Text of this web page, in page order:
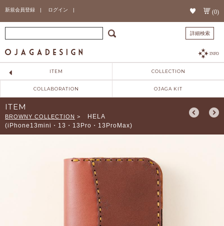
新規会員登録 | ログイン | (0)
詳細検索
INFO
ITEM COLLECTION
COLLABORATION OJAGA KIT
ITEM
BROWNY COLLECTION >
HELA
(iPhone13mini・13・13Pro・13ProMax)